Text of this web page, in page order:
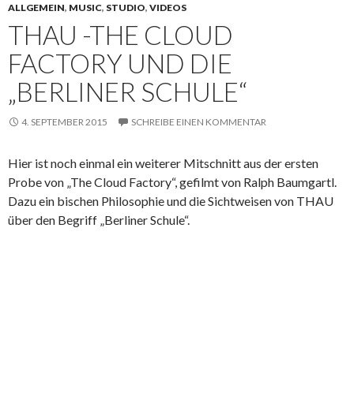
ALLGEMEIN, MUSIC, STUDIO, VIDEOS
THAU -THE CLOUD
FACTORY UND DIE
„BERLINER SCHULE“
4. SEPTEMBER 2015 SCHREIBE EINEN KOMMENTAR
Hier ist noch einmal ein weiterer Mitschnitt aus der ersten
Probe von „The Cloud Factory“, gefilmt von Ralph Baumgartl.
Dazu ein bischen Philosophie und die Sichtweisen von THAU
über den Begriff „Berliner Schule“.